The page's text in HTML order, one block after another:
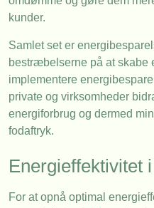
kunder.
Samlet set er
bestræbelserne på at skabe
implementere
private og virksomheder
energiforbrug og dermed
fodaftryk.
Energieffektivitet
For at opnå optimal